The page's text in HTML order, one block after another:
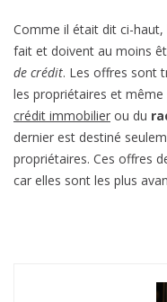
Comme il était dit ci-
fait et doivent au moins
de crédit. Les offres sont
les propriétaires et même
crédit immobilier ou du
dernier est destiné
propriétaires. Ces offres
car elles sont les plus